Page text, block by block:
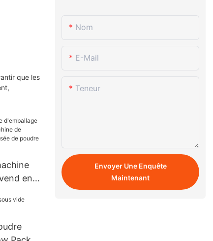
que les
en
Nom
E-Mail
Teneur
Envoyer Une Enquête
Maintenant